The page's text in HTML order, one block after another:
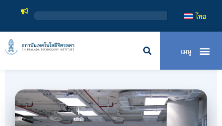
สถาบันเทคโนโลยีจิตรลดา เป็นสถาบันอุดมศึกษาในกำ
ไทย